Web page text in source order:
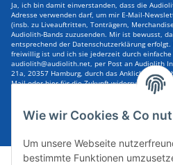
Wie wir Cookies & Co
Um unsere Webseite
bestimmte Funktionen
Ja, ich bin damit einverstanden, dass die
Adresse verwenden darf, um mir E-Mail-
(insb. zu Liveauftritten, Tonträgern,
Audiolith-Bands zuzusenden. Mir ist bewusst,
entsprechend der Datenschutzerklärung
freiwillig ist und ich sie jederzeit durch einfache
audiolith@audiolith.net, per Post an Audiolith
21a, 20357 Hamburg, durch das Anklicken des
Mail oder hier für die Zukunft widerrufen kann.